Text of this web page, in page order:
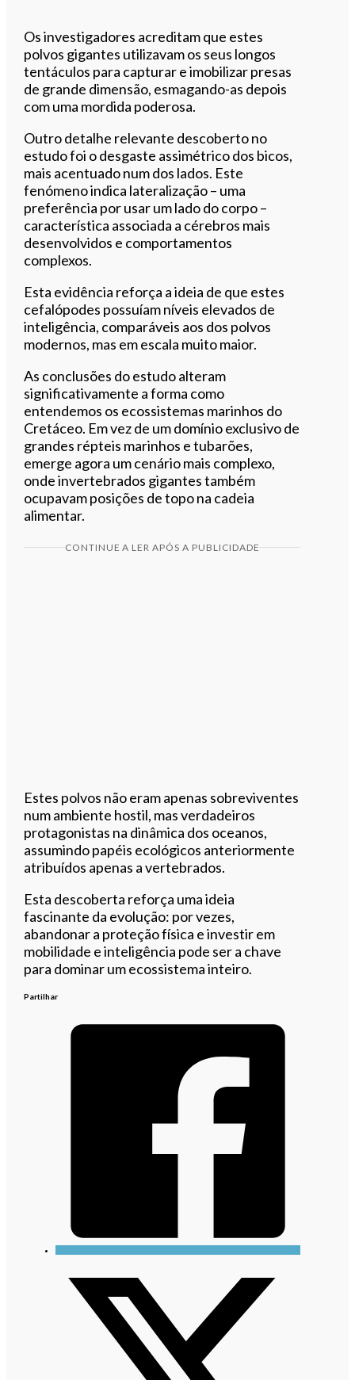
Os investigadores acreditam que estes
polvos gigantes utilizavam os seus longos
tentáculos para capturar e imobilizar presas
de grande dimensão, esmagando-as depois
com uma mordida poderosa.
Outro detalhe relevante descoberto no
estudo foi o desgaste assimétrico dos bicos,
mais acentuado num dos lados. Este
fenómeno indica lateralização – uma
preferência por usar um lado do corpo –
característica associada a cérebros mais
desenvolvidos e comportamentos
complexos.
Esta evidência reforça a ideia de que estes
cefalópodes possuíam níveis elevados de
inteligência, comparáveis aos dos polvos
modernos, mas em escala muito maior.
As conclusões do estudo alteram
significativamente a forma como
entendemos os ecossistemas marinhos do
Cretáceo. Em vez de um domínio exclusivo de
grandes répteis marinhos e tubarões,
emerge agora um cenário mais complexo,
onde invertebrados gigantes também
ocupavam posições de topo na cadeia
alimentar.
CONTINUE A LER APÓS A PUBLICIDADE
Estes polvos não eram apenas sobreviventes
num ambiente hostil, mas verdadeiros
protagonistas na dinâmica dos oceanos,
assumindo papéis ecológicos anteriormente
atribuídos apenas a vertebrados.
Esta descoberta reforça uma ideia
fascinante da evolução: por vezes,
abandonar a proteção física e investir em
mobilidade e inteligência pode ser a chave
para dominar um ecossistema inteiro.
Partilhar